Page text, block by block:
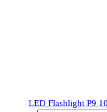
LED Flashlight P9